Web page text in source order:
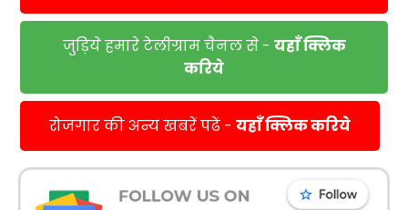
जुड़िये हमारे टेलीग्राम चैनल से - यहाँ क्लिक
करिये
रोजगार की अन्य खबरें पढें - यहाँ क्लिक करिये